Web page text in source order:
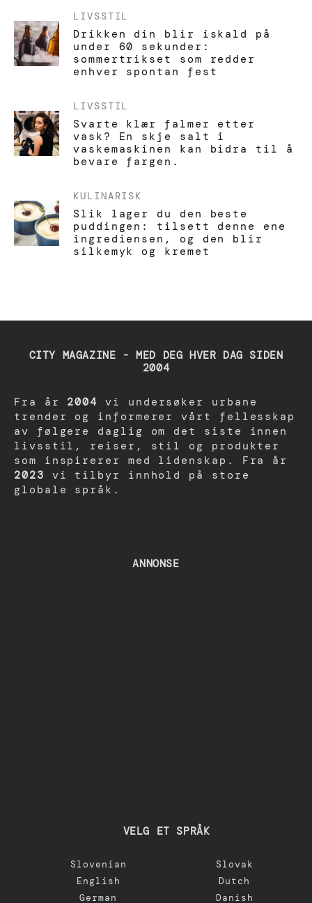
LIVSSTIL
Drikken din blir iskald på
under 60 sekunder:
sommertrikset som redder
enhver spontan fest
LIVSSTIL
Svarte klær falmer etter
vask? En skje salt i
vaskemaskinen kan bidra til å
bevare fargen.
KULINARISK
Slik lager du den beste
puddingen: tilsett denne ene
ingrediensen, og den blir
silkemyk og kremet
CITY MAGAZINE - MED DEG HVER DAG SIDEN
2004
Fra år 2004 vi undersøker urbane
trender og informerer vårt fellesskap
av følgere daglig om det siste innen
livsstil, reiser, stil og produkter
som inspirerer med lidenskap. Fra år
2023 vi tilbyr innhold på store
globale språk.
ANNONSE
VELG ET SPRÅK
Slovenian
English
German
Slovak
Dutch
Danish